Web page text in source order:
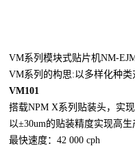
VM系列模块式贴片机NM-
VM系列的构思:以多样化种
VM101
搭载NPM X系列贴装头，实
以±30um的贴装精度实现高生
最快速度：42 000 cph